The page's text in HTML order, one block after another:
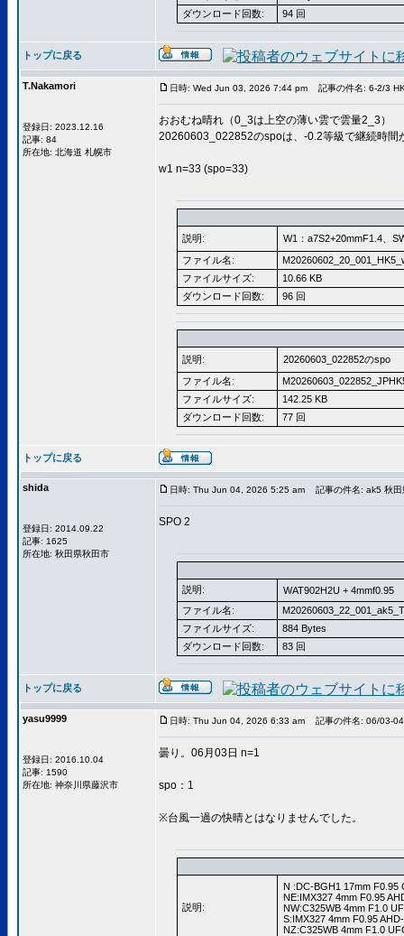
ダウンロード回数:
94 回
トップに戻る
T.Nakamori
登録日: 2023.12.16
記事: 84
所在地: 北海道 札幌市
日時: Wed Jun 03, 2026 7:44 pm 記事の件名: 6-2/3
おおむね晴れ（0_3は上空の薄い雲で雲量2_3）
20260603_022852のspoは、-0.2等級で継続時間
w1 n=33 (spo=33)
説明:
W1：a7S2+20mmF1.4、
ファイル名:
ファイルサイズ:
10.66 KB
ダウンロード回数:
96 回
説明:
20260603_022852のspo
ファイル名:
ファイルサイズ:
142.25 KB
ダウンロード回数:
77 回
トップに戻る
shida
登録日: 2014.09.22
記事: 1625
所在地: 秋田県秋田市
日時: Thu Jun 04, 2026 5:25 am 記事の件名: ak5
SPO 2
説明:
WAT902H2U + 4mmf0.95
ファイル名:
ファイルサイズ:
884 Bytes
ダウンロード回数:
83 回
トップに戻る
yasu9999
登録日: 2016.10.04
記事: 1590
所在地: 神奈川県藤沢市
日時: Thu Jun 04, 2026 6:33 am 記事の件名: 06/03-
曇り。06月03日 n=1
spo：1
※台風一過の快晴とはなりませんでした。
説明:
N :DC-BGH1 17mm F0.95
NE:IMX327 4mm F0.95
NW:C325WB 4mm F1.0
S:IMX327 4mm F0.95
NZ:C325WB 4mm F1.0